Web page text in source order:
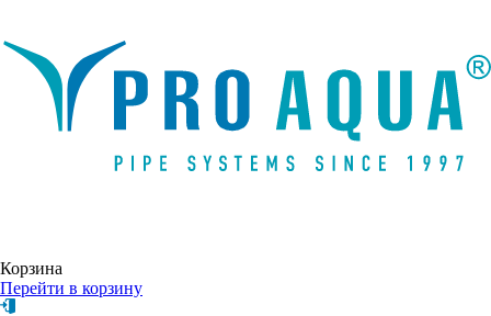
Корзина
Перейти в корзину